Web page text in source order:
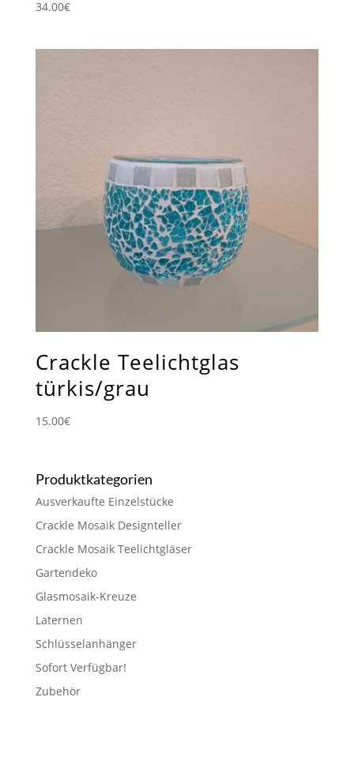
34.00€
Crackle Teelichtglas
türkis/grau
15.00€
Produktkategorien
Ausverkaufte Einzelstücke
Crackle Mosaik Designteller
Crackle Mosaik Teelichtgläser
Gartendeko
Glasmosaik-Kreuze
Laternen
Schlüsselanhänger
Sofort Verfügbar!
Zubehör